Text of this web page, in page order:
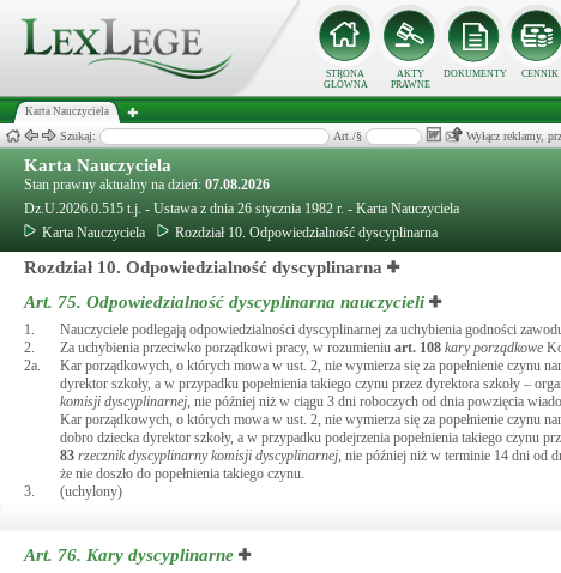
STRONA
GŁÓWNA
AKTY
PRAWNE
DOKUMENTY CENNIK
Karta Nauczyciela
Szukaj: Art./§ Wyłącz reklamy,
Karta Nauczyciela
Stan prawny aktualny na dzień: 07.08.2026
Dz.U.2026.0.515 t.j. - Ustawa z dnia 26 stycznia 1982 r. - Karta Nauczyciela
Karta Nauczyciela
Rozdział 10. Odpowiedzialność dyscyplinarna
Rozdział 10. Odpowiedzialność dyscyplinarna
Art. 75. Odpowiedzialność dyscyplinarna nauczycieli
1. Nauczyciele podlegają odpowiedzialności dyscyplinarnej za uchybienia godności
2.
Za uchybienia przeciwko porządkowi pracy, w rozumieniu art. 108 kary porządkowe
2a.
Kar porządkowych, o których mowa w ust. 2, nie wymierza się za popełnienie czynu
dyrektor szkoły, a w przypadku popełnienia takiego czynu przez dyrektora szkoły –
komisji dyscyplinarnej, nie później niż w ciągu 3 dni roboczych od dnia powzięcia
Kar porządkowych, o których mowa w ust. 2, nie wymierza się za popełnienie czynu
dobro dziecka dyrektor szkoły, a w przypadku podejrzenia popełnienia takiego czynu
83 rzecznik dyscyplinarny komisji dyscyplinarnej, nie później niż w terminie 14 dni od
że nie doszło do popełnienia takiego czynu.
3.
(uchylony)
Art. 76. Kary dyscyplinarne